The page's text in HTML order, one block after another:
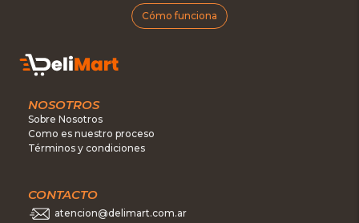
Cómo funciona
NOSOTROS
Sobre Nosotros
Como es nuestro proceso
Términos y condiciones
CONTACTO
atencion@delimart.com.ar